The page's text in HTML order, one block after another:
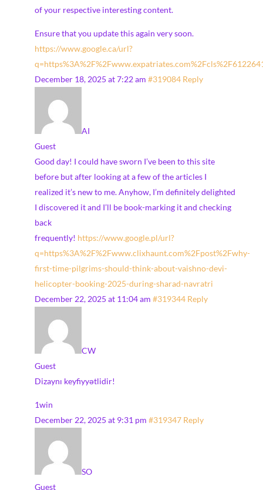
of your respective interesting content.
Ensure that you update this again very soon.
https://www.google.ca/url?
December 18, 2025 at 7:22 am #319084 Reply
AI
Guest
Good day! I could have sworn I’ve been to this site
before but after looking at a few of the articles I
realized it’s new to me. Anyhow, I’m definitely delighted
I discovered it and I’ll be book-marking it and checking
back
frequently! https://www.google.pl/url?
q=https%3A%2F%2Fwww.clixhaunt.com%2Fpost%2Fwhy-
first-time-pilgrims-should-think-about-vaishno-devi-
helicopter-booking-2025-during-sharad-navratri
December 22, 2025 at 11:04 am #319344 Reply
CW
Guest
Dizaynı keyfiyyətlidir!
1win
December 22, 2025 at 9:31 pm #319347 Reply
SO
Guest